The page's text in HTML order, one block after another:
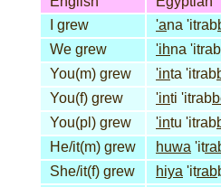
I grew
'ana 'itrab
We grew
'ihna 'itrab
You(m) grew
'inta 'itrab
You(f) grew
'inti 'itrab
You(pl) grew
'intu 'itrab
He/it(m) grew
huwa 'it
She/it(f) grew
hiya 'itrab